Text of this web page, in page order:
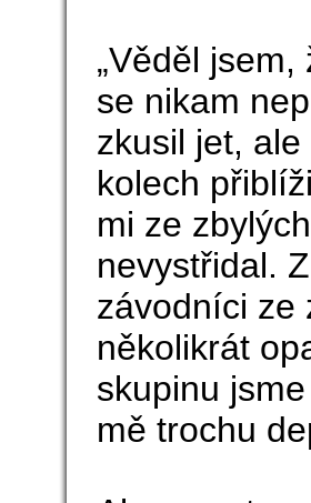
„Věděl
se nikam
zkusil jet,
kolech
mi ze
nevystřidal.
závodníci ze
několikrát
skupinu
mě trochu